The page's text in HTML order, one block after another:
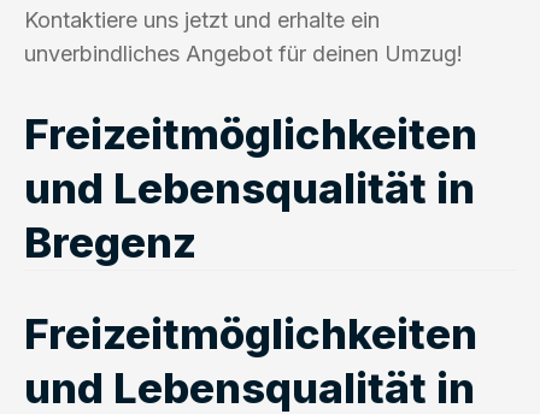
Kontaktiere uns jetzt und erhalte ein
unverbindliches Angebot für deinen Umzug!
Freizeitmöglichkeiten
und Lebensqualität in
Bregenz
Freizeitmöglichkeiten
und Lebensqualität in